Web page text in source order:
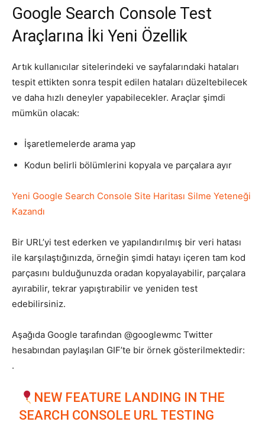
UI/UX
Google Search Console Test
Araçlarına İki Yeni Özellik
Artık kullanıcılar sitelerindeki ve sayfalarındaki hataları
tespit ettikten sonra tespit edilen hataları düzeltebilecek
ve daha hızlı deneyler yapabilecekler. Araçlar şimdi
mümkün olacak:
İşaretlemelerde arama yap
Kodun belirli bölümlerini kopyala ve parçalara ayır
Yeni Google Search Console Site Haritası Silme Yeteneği
Kazandı
Bir URL’yi test ederken ve yapılandırılmış bir veri hatası
ile karşılaştığınızda, örneğin şimdi hatayı içeren tam kod
parçasını bulduğunuzda oradan kopyalayabilir, parçalara
ayırabilir, tekrar yapıştırabilir ve yeniden test
edebilirsiniz.
Aşağıda Google tarafından @googlewmc Twitter
hesabından paylaşılan GIF’te bir örnek gösterilmektedir:
.
NEW FEATURE LANDING IN THE
SEARCH CONSOLE URL TESTING